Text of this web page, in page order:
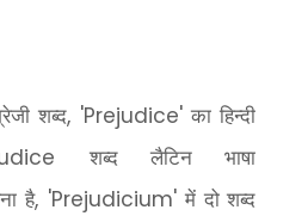
शब्द, 'Prejudice'का हिन्दी
शब्द लैटिन भाषा
है, 'Prejudicium'में दो शब्द